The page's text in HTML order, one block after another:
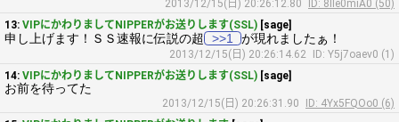
2013/12/15(日) 20:26:12.80
ID: 8lle0miA0 (50)
13: VIPにかわりましてNIPPERがお送りします(SSL) [sage]
申し上げます！ＳＳ速報に伝説の超 >>1 が現れましたぁ！
2013/12/15(日) 20:26:14.62
ID: Y5j7oaev0 (1)
14: VIPにかわりましてNIPPERがお送りします(SSL) [sage]
お前を待ってた
2013/12/15(日) 20:26:31.90
ID: 4Yx5FQOo0 (6)